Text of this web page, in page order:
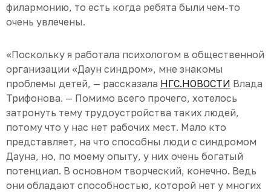
филармонию, то есть когда ребята были чем-то
очень увлечены.
«Поскольку я работала психологом в общественной
организации «Даун синдром», мне знакомы
проблемы детей, — рассказала НГС.НОВОСТИ Влада
Трифонова. — Помимо всего прочего, хотелось
затронуть тему трудоустройства таких людей,
потому что у нас нет рабочих мест. Мало кто
представляет, на что способны люди с синдромом
Дауна, но, по моему опыту, у них очень богатый
потенциал. В основном творческий, конечно. Ведь
они обладают способностью, которой нет у многих